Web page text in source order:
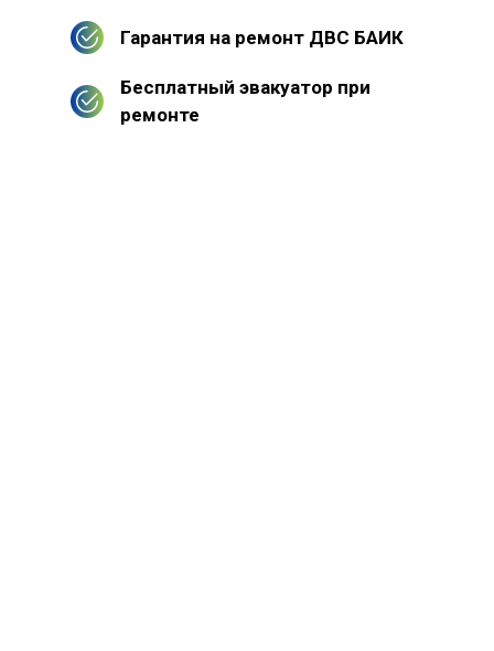
Гарантия на ремонт ДВС БАИК
Бесплатный эвакуатор при
ремонте